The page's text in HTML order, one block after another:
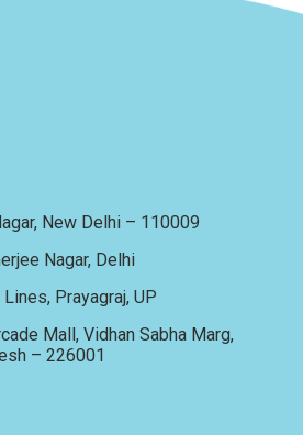
New Delhi – 110009
Nagar, Delhi
Prayagraj, UP
Mall, Vidhan Sabha Marg,
– 226001